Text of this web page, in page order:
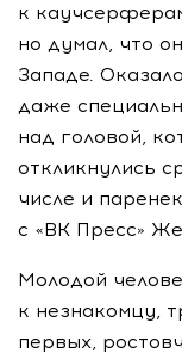
к
но думал, что
Западе.
даже
над головой,
откликнулись
числе и
с «ВК Пресс»
Молодой
к незнакомцу,
первых,